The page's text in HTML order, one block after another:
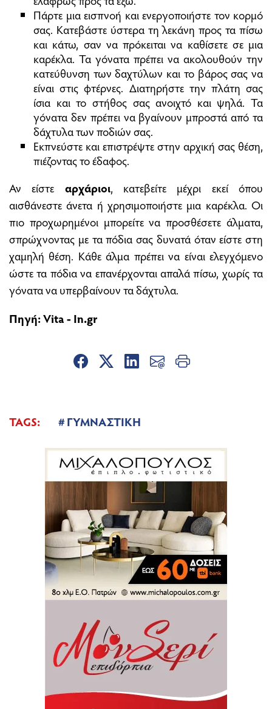
Πάρτε μια εισπνοή και ενεργοποιήστε τον κορμό
σας. Κατεβάστε ύστερα τη λεκάνη προς τα πίσω
και κάτω, σαν να πρόκειται να καθίσετε σε μια
καρέκλα. Τα γόνατα πρέπει να ακολουθούν την
κατεύθυνση των δαχτύλων και το βάρος σας να
είναι στις φτέρνες. Διατηρήστε την πλάτη σας
ίσια και το στήθος σας ανοιχτό και ψηλά. Τα
γόνατα δεν πρέπει να βγαίνουν μπροστά από τα
δάχτυλα των ποδιών σας.
Εκπνεύστε και επιστρέψτε στην αρχική σας θέση,
πιέζοντας το έδαφος.
Αν είστε αρχάριοι, κατεβείτε μέχρι εκεί όπου
αισθάνεστε άνετα ή χρησιμοποιήστε μια καρέκλα. Οι
πιο προχωρημένοι μπορείτε να προσθέσετε άλματα,
σπρώχνοντας με τα πόδια σας δυνατά όταν είστε στη
χαμηλή θέση. Κάθε άλμα πρέπει να είναι ελεγχόμενο
ώστε τα πόδια να επανέρχονται απαλά πίσω, χωρίς τα
γόνατα να υπερβαίνουν τα δάχτυλα.
Πηγή:Vita- In.gr
TAGS: ΓΥΜΝΑΣΤΙΚΗ